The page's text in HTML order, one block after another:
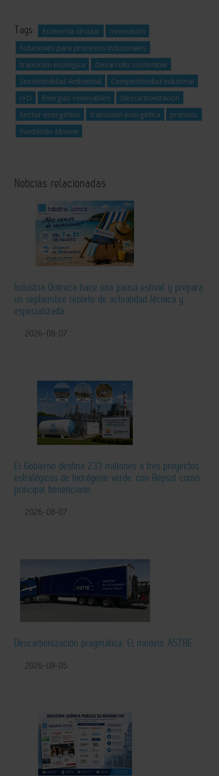
Tags: Economía circular
Innovación
Soluciones para procesos industriales
transición ecológica
Desarrollo sostenible
Sostenibilidad Ambiental
Competitividad industrial
I+D
Energías renovables
Descarbonización
Sector energético
transición energética
premios
Fundación Moeve
Noticias relacionadas
Industria Química hace una pausa estival y prepara
un septiembre repleto de actualidad técnica y
especializada
2026-08-07
El Gobierno destina 233 millones a tres proyectos
estratégicos de hidrógeno verde, con Repsol como
principal beneficiario
2026-08-07
Descarbonización pragmática: El modelo ASTRE
2026-08-05